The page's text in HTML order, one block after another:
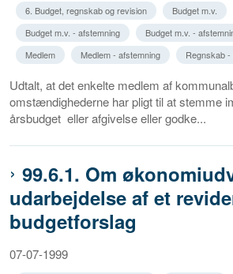
6. Budget, regnskab og revision
Budget m.v.
Budget m.v. - afstemning
Budget m.v. -
Medlem
Medlem - afstemning Regnskab
Udtalt, at det enkelte medlem af
omstændighederne har pligt til at stemme
årsbudget eller afgivelse eller godke...
99.6.1. Om
udarbejdelse af et
budgetforslag
07-07-1999